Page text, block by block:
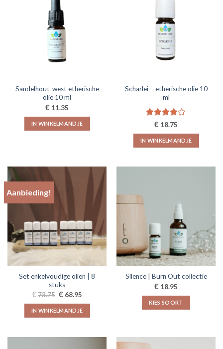
variaties.
Deze
optie
kan
gekozen
worden
productpagina
Sandelhout-west etherische
olie 10 ml
€ 11.35
IN WINKELMANDJE
Scharlei – etherische olie 10
ml
Gewaardeerd
5
€ 18.75
IN WINKELMANDJE
Aanbieding!
Set enkelvoudige oliën | 8
stuks
€73.75 Oorspronkelijke
prijs
was:
€73.75.
€ 68.95
is:
€68.95.
IN WINKELMANDJE
Silence | Burn Out collectie
€ 18.95
KIES SOORT